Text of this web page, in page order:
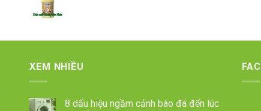
XEM NHIỀU
8 dấu hiệu ngầm cảnh báo đã đến lúc